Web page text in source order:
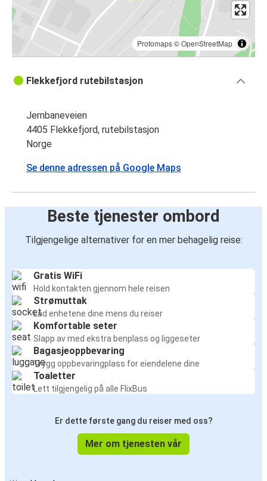
Protomaps©OpenStreetMap
Flekkefjord rutebilstasjon
Jernbaneveien
4405 Flekkefjord, rutebilstasjon
Norge
Se denne adressen på Google Maps
Beste tjenester ombord
Tilgjengelige alternativer for en mer behagelig reise:
Gratis WiFi
Hold kontakten gjennom hele reisen
Strømuttak
Lad enhetene dine mens du reiser
Komfortable seter
Slapp av med ekstra benplass og liggeseter
Bagasjeoppbevaring
Trygg oppbevaringplass for eiendelene dine
Toaletter
Lett tilgjengelig på alle FlixBus
Er dette første gang du reiser med oss?
Mer om tjenesten vår